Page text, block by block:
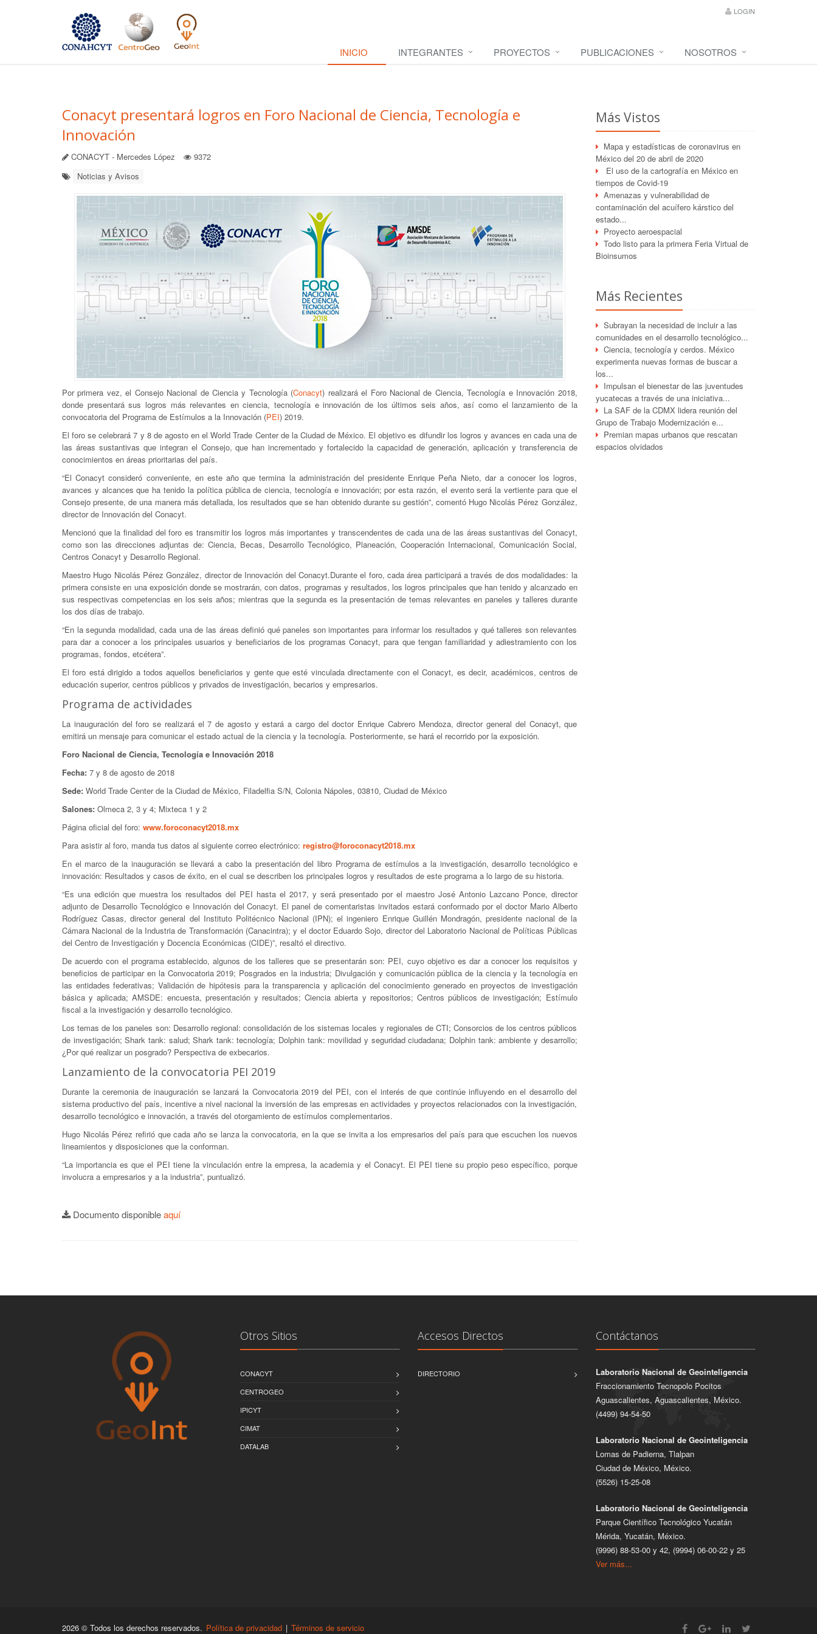
LOGIN
INICIO INTEGRANTES PROYECTOS PUBLICACIONES NOSOTROS
Conacyt presentará logros en Foro Nacional de Ciencia, Tecnología e
Innovación
CONACYT - Mercedes López
9372
Noticias y Avisos
Por primera vez, el Consejo Nacional de Ciencia y Tecnología (Conacyt) realizará el Foro Nacional de Ciencia, Tecnología e Innovación 2018,
donde presentará sus logros más relevantes en ciencia, tecnología e innovación de los últimos seis años, así como el lanzamiento de la
convocatoria del Programa de Estímulos a la Innovación (PEI) 2019.
El foro se celebrará 7 y 8 de agosto en el World Trade Center de la Ciudad de México. El objetivo es difundir los logros y avances en cada una de
las áreas sustantivas que integran el Consejo, que han incrementado y fortalecido la capacidad de generación, aplicación y transferencia de
conocimientos en áreas prioritarias del país.
“El Conacyt consideró conveniente, en este año que termina la administración del presidente Enrique Peña Nieto, dar a conocer los logros,
avances y alcances que ha tenido la política pública de ciencia, tecnología e innovación; por esta razón, el evento será la vertiente para que el
Consejo presente, de una manera más detallada, los resultados que se han obtenido durante su gestión”, comentó Hugo Nicolás Pérez González,
director de Innovación del Conacyt.
Mencionó que la finalidad del foro es transmitir los logros más importantes y transcendentes de cada una de las áreas sustantivas del Conacyt,
como son las direcciones adjuntas de: Ciencia, Becas, Desarrollo Tecnológico, Planeación, Cooperación Internacional, Comunicación Social,
Centros Conacyt y Desarrollo Regional.
Maestro Hugo Nicolás Pérez González, director de Innovación del Conacyt.Durante el foro, cada área participará a través de dos modalidades: la
primera consiste en una exposición donde se mostrarán, con datos, programas y resultados, los logros principales que han tenido y alcanzado en
sus respectivas competencias en los seis años; mientras que la segunda es la presentación de temas relevantes en paneles y talleres durante
los dos días de trabajo.
“En la segunda modalidad, cada una de las áreas definió qué paneles son importantes para informar los resultados y qué talleres son relevantes
para dar a conocer a los principales usuarios y beneficiarios de los programas Conacyt, para que tengan familiaridad y adiestramiento con los
programas, fondos, etcétera”.
El foro está dirigido a todos aquellos beneficiarios y gente que esté vinculada directamente con el Conacyt, es decir, académicos, centros de
educación superior, centros públicos y privados de investigación, becarios y empresarios.
Programa de actividades
La inauguración del foro se realizará el 7 de agosto y estará a cargo del doctor Enrique Cabrero Mendoza, director general del Conacyt, que
emitirá un mensaje para comunicar el estado actual de la ciencia y la tecnología. Posteriormente, se hará el recorrido por la exposición.
Foro Nacional de Ciencia, Tecnología e Innovación 2018
Fecha: 7 y 8 de agosto de 2018
Sede: World Trade Center de la Ciudad de México, Filadelfia S/N, Colonia Nápoles, 03810, Ciudad de México
Salones: Olmeca 2, 3 y 4; Mixteca 1 y 2
Página oficial del foro: www.foroconacyt2018.mx
Para asistir al foro, manda tus datos al siguiente correo electrónico: registro@foroconacyt2018.mx
En el marco de la inauguración se llevará a cabo la presentación del libro Programa de estímulos a la investigación, desarrollo tecnológico e
innovación: Resultados y casos de éxito, en el cual se describen los principales logros y resultados de este programa a lo largo de su historia.
“Es una edición que muestra los resultados del PEI hasta el 2017, y será presentado por el maestro José Antonio Lazcano Ponce, director
adjunto de Desarrollo Tecnológico e Innovación del Conacyt. El panel de comentaristas invitados estará conformado por el doctor Mario Alberto
Rodríguez Casas, director general del Instituto Politécnico Nacional (IPN); el ingeniero Enrique Guillén Mondragón, presidente nacional de la
Cámara Nacional de la Industria de Transformación (Canacintra); y el doctor Eduardo Sojo, director del Laboratorio Nacional de Políticas Públicas
del Centro de Investigación y Docencia Económicas (CIDE)”, resaltó el directivo.
De acuerdo con el programa establecido, algunos de los talleres que se presentarán son: PEI, cuyo objetivo es dar a conocer los requisitos y
beneficios de participar en la Convocatoria 2019; Posgrados en la industria; Divulgación y comunicación pública de la ciencia y la tecnología en
las entidades federativas; Validación de hipótesis para la transparencia y aplicación del conocimiento generado en proyectos de investigación
básica y aplicada; AMSDE: encuesta, presentación y resultados; Ciencia abierta y repositorios; Centros públicos de investigación; Estímulo
fiscal a la investigación y desarrollo tecnológico.
Los temas de los paneles son: Desarrollo regional: consolidación de los sistemas locales y regionales de CTI; Consorcios de los centros públicos
de investigación; Shark tank: salud; Shark tank: tecnología; Dolphin tank: movilidad y seguridad ciudadana; Dolphin tank: ambiente y desarrollo;
¿Por qué realizar un posgrado? Perspectiva de exbecarios.
Lanzamiento de la convocatoria PEI 2019
Durante la ceremonia de inauguración se lanzará la Convocatoria 2019 del PEI, con el interés de que continúe influyendo en el desarrollo del
sistema productivo del país, incentive a nivel nacional la inversión de las empresas en actividades y proyectos relacionados con la investigación,
desarrollo tecnológico e innovación, a través del otorgamiento de estímulos complementarios.
Hugo Nicolás Pérez refirió que cada año se lanza la convocatoria, en la que se invita a los empresarios del país para que escuchen los nuevos
lineamientos y disposiciones que la conforman.
“La importancia es que el PEI tiene la vinculación entre la empresa, la academia y el Conacyt. El PEI tiene su propio peso específico, porque
involucra a empresarios y a la industria”, puntualizó.
Documento disponibleaquí
Más Vistos
Mapa y estadísticas de coronavirus en
México del 20 de abril de 2020
El uso de la cartografía en México en
tiempos de Covid-19
Amenazas y vulnerabilidad de
contaminación del acuífero kárstico del
estado...
Proyecto aeroespacial
Todo listo para la primera Feria Virtual de
Bioinsumos
Más Recientes
Subrayan la necesidad de incluir a las
comunidades en el desarrollo tecnológico...
Ciencia, tecnología y cerdos. México
experimenta nuevas formas de buscar a
los...
Impulsan el bienestar de las juventudes
yucatecas a través de una iniciativa...
La SAF de la CDMX lidera reunión del
Grupo de Trabajo Modernización e...
Premian mapas urbanos que rescatan
espacios olvidados
Otros Sitios
CONACYT
CENTROGEO
IPICYT
CIMAT
DATALAB
Accesos Directos
DIRECTORIO
Contáctanos
Laboratorio Nacional de Geointeligencia
Fraccionamiento Tecnopolo Pocitos
Aguascalientes, Aguascalientes, México.
(4499) 94-54-50
Laboratorio Nacional de Geointeligencia
Lomas de Padierna, Tlalpan
Ciudad de México, México.
(5526) 15-25-08
Laboratorio Nacional de Geointeligencia
Parque Científico Tecnológico Yucatán
Mérida, Yucatán, México.
(9996) 88-53-00 y 42, (9994) 06-00-22 y 25
Ver más...
2026 © Todos los derechos reservados. Política de privacidad | Términos de servicio